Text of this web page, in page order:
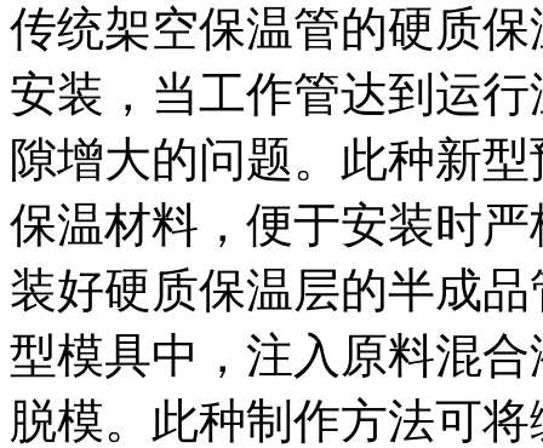
传统架空保温管的硬质
安装，当工作管达到运
隙增大的问题。此种新
保温材料，便于安装时
装好硬质保温层的半成
型模具中，注入原料混
脱模。此种制作方法可